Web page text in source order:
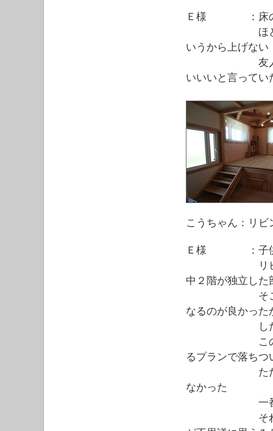
Ｅ様 ：床の設
ほどよく暖か
いうから上げない
友人が遊びに
いいいと言ってい
こうちゃん：リ
Ｅ様 ：子供た
リビングを中
中２階が独立した
そこから海が
なるのが良かった
したか
この家のプラ
るプランで落ちつ
ただ、天井を
なかった
一番自慢で
それとこの家